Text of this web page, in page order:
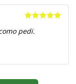
de 5
pedi.